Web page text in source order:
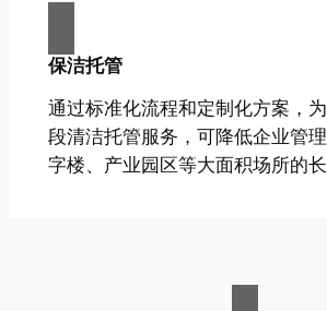
保洁托管
通过标准化流程和定制化方案，
段清洁托管服务，可降低企业管
字楼、产业园区等大面积场所的长